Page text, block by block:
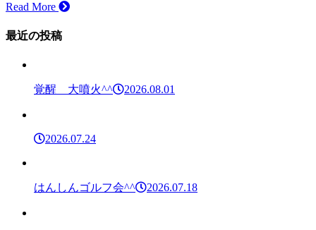
Read More
最近の投稿
覚醒 大噴火^^ 2026.08.01
2026.07.24
はんしんゴルフ会^^ 2026.07.18